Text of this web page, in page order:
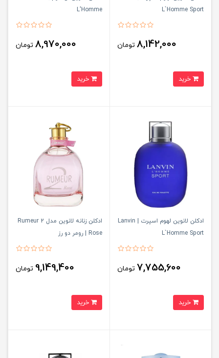
L`Homme Sport
8,142,000 تومان
L'Homme
8,970,000 تومان
ادکلن لانوین لهوم اسپرت | Lanvin
L`Homme Sport
7,755,600 تومان
ادکلن زنانه لانوین مدل Rumeur 2
Rose | رومر دو رز
9,149,400 تومان